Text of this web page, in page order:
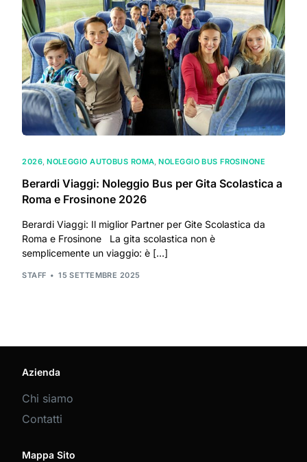
2026,NOLEGGIO AUTOBUS ROMA,NOLEGGIO BUS FROSINONE
Berardi Viaggi: Noleggio Bus per Gita Scolastica a
Roma e Frosinone 2026
Berardi Viaggi: Il miglior Partner per Gite Scolastica da
Roma e Frosinone La gita scolastica non è
semplicemente un viaggio: è […]
STAFF 15 SETTEMBRE 2025
Azienda
Chi siamo
Contatti
Mappa Sito